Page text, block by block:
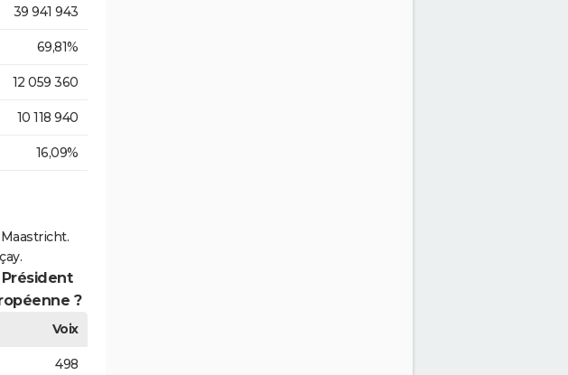
39 941 943
69,81%
12 059 360
10 118 940
16,09%
?
Voix
498